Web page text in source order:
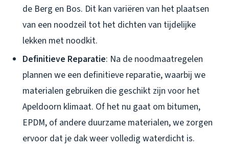
de Berg en Bos. Dit kan variëren van het plaatsen
van een noodzeil tot het dichten van tijdelijke
lekken met noodkit.
Definitieve Reparatie: Na de noodmaatregelen
plannen we een definitieve reparatie, waarbij we
materialen gebruiken die geschikt zijn voor het
Apeldoorn klimaat. Of het nu gaat om bitumen,
EPDM, of andere duurzame materialen, we zorgen
ervoor dat je dak weer volledig waterdicht is.